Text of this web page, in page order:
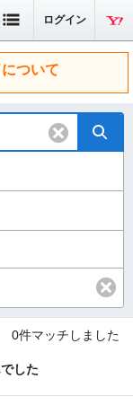
ログイン
ついて
0件マッチしました
した